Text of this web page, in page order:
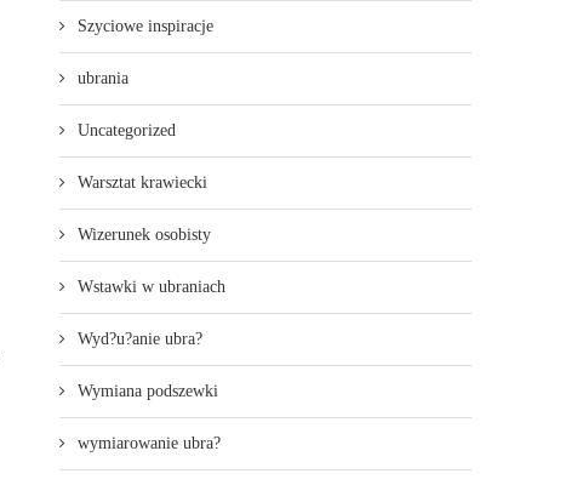
Szyciowe inspiracje
ubrania
Uncategorized
Warsztat krawiecki
Wizerunek osobisty
Wstawki w ubraniach
Wyd?u?anie ubra?
Wymiana podszewki
wymiarowanie ubra?